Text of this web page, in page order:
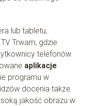
lub tabletu,
Trwam, gdzie
telefonów
aplikacje
programu w
docenia także
jakość obrazu w